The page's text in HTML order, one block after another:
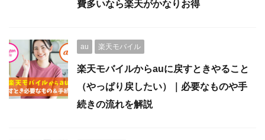
費多いなら楽天がかなりお得
au 楽天モバイル
楽天モバイルからauに戻すときやること
（やっぱり戻したい）｜必要なものや手
続きの流れを解説